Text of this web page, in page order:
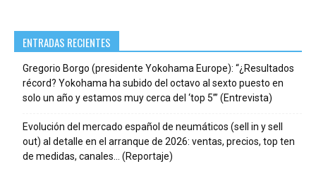
ENTRADAS RECIENTES
Gregorio Borgo (presidente Yokohama Europe): “¿Resultados
récord? Yokohama ha subido del octavo al sexto puesto en
solo un año y estamos muy cerca del ‘top 5’” (Entrevista)
Evolución del mercado español de neumáticos (sell in y sell
out) al detalle en el arranque de 2026: ventas, precios, top ten
de medidas, canales… (Reportaje)